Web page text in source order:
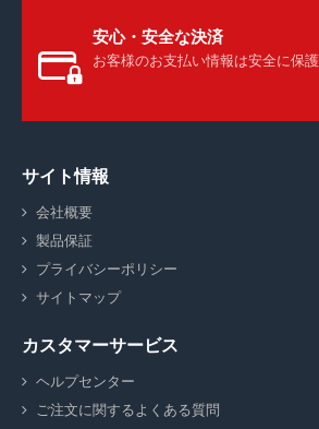
安心・安全な決済
お客様のお支払い情報は安全に保護
サイト情報
会社概要
製品保証
プライバシーポリシー
サイトマップ
カスタマーサービス
ヘルプセンター
ご注文に関するよくある質問